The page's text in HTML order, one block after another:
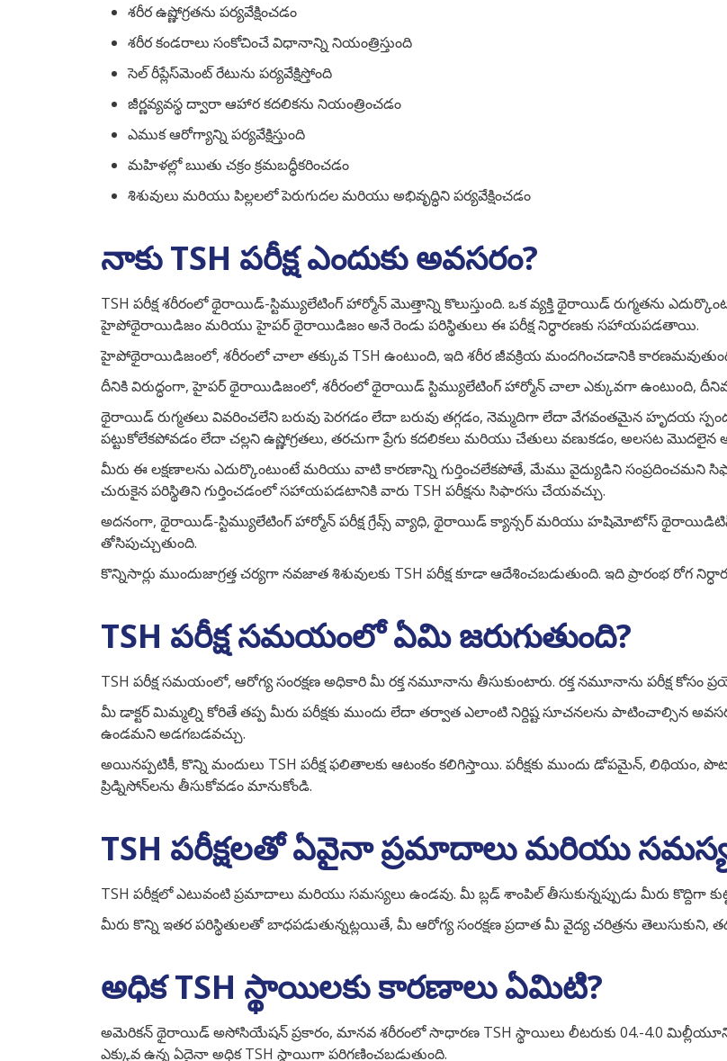
శరీర ఉష్ణోగ్రతను పర్యవేక్షించడం
శరీర కండరాలు సంకోచించే విధానాన్ని నియంత్రిస్తుంది
సెల్ రీప్లేస్‌మెంట్ రేటును పర్యవేక్షిస్తోంది
జీర్ణవ్యవస్థ ద్వారా ఆహార కదలికను నియంత్రించడం
ఎముక ఆరోగ్యాన్ని పర్యవేక్షిస్తుంది
మహిళల్లో ఋతు చక్రం క్రమబద్ధీకరించడం
శిశువులు మరియు పిల్లలలో పెరుగుదల మరియు అభివృద్ధిని పర్యవేక్షించడం
నాకు TSH పరీక్ష ఎందుకు అవసరం?
TSH పరీక్ష శరీరంలో థైరాయిడ్-స్టిమ్యులేటింగ్ హార్మోన్ మొత్తాన్ని కొలుస్తుంది. ఒక వ్యక్తి థైరాయిడ్ రుగ్మతను
హైపోథైరాయిడిజం మరియు హైపర్ థైరాయిడిజం అనే రెండు పరిస్థితులు ఈ పరీక్ష నిర్ధారణకు సహాయపడతాయి.
హైపోథైరాయిడిజంలో, శరీరంలో చాలా తక్కువ TSH ఉంటుంది, ఇది శరీర జీవక్రియ మందగించడానికి
దీనికి విరుద్ధంగా, హైపర్ థైరాయిడిజంలో, శరీరంలో థైరాయిడ్ స్టిమ్యులేటింగ్ హార్మోన్ చాలా ఎక్కువగా ఉంటుంది,
థైరాయిడ్ రుగ్మతలు వివరించలేని బరువు పెరగడం లేదా బరువు తగ్గడం, నెమ్మదిగా లేదా వేగవంతమైన హృదయ
పట్టుకోలేకపోవడం లేదా చల్లని ఉష్ణోగ్రతలు, తరచుగా ప్రేగు కదలికలు మరియు చేతులు వణుకడం, అలసట మొదలైన
మీరు ఈ లక్షణాలను ఎదుర్కొంటుంటే మరియు వాటి కారణాన్ని గుర్తించలేకపోతే, మేము వైద్యుడిని సంప్రదించమని
చురుకైన పరిస్థితిని గుర్తించడంలో సహాయపడటానికి వారు TSH పరీక్షను సిఫారసు చేయవచ్చు.
అదనంగా, థైరాయిడ్-స్టిమ్యులేటింగ్ హార్మోన్ పరీక్ష గ్రేవ్స్ వ్యాధి, థైరాయిడ్ క్యాన్సర్ మరియు హషిమోటోస్ థైరాయిడిటిస్
తోసిపుచ్చుతుంది.
కొన్నిసార్లు ముందుజాగ్రత్త చర్యగా నవజాత శిశువులకు TSH పరీక్ష కూడా ఆదేశించబడుతుంది. ఇది ప్రారంభ రోగ
TSH పరీక్ష సమయంలో ఏమి జరుగుతుంది?
TSH పరీక్ష సమయంలో, ఆరోగ్య సంరక్షణ అధికారి మీ రక్త నమూనాను తీసుకుంటారు. రక్త నమూనాను పరీక్ష కోసం
మీ డాక్టర్ మిమ్మల్ని కోరితే తప్ప మీరు పరీక్షకు ముందు లేదా తర్వాత ఎలాంటి నిర్దిష్ట సూచనలను పాటించాల్సిన
ఉండమని అడగబడవచ్చు.
అయినప్పటికీ, కొన్ని మందులు TSH పరీక్ష ఫలితాలకు ఆటంకం కలిగిస్తాయి. పరీక్షకు ముందు
ప్రిడ్నిసోన్‌లను తీసుకోవడం మానుకోండి.
TSH పరీక్షలతో ఏవైనా ప్రమాదాలు మరియు
TSH పరీక్షలో ఎటువంటి ప్రమాదాలు మరియు సమస్యలు ఉండవు. మీ బ్లడ్ శాంపిల్ తీసుకున్నప్పుడు మీరు కొద్దిగా
మీరు కొన్ని ఇతర పరిస్థితులతో బాధపడుతున్నట్లయితే, మీ ఆరోగ్య సంరక్షణ ప్రదాత మీ వైద్య చరిత్రను తెలుసుకుని,
అధిక TSH స్థాయిలకు కారణాలు ఏమిటి?
అమెరికన్ థైరాయిడ్ అసోసియేషన్ ప్రకారం, మానవ శరీరంలో సాధారణ TSH స్థాయిలు లీటరుకు 04.-4.0
ఎక్కువ ఉన్న ఏదైనా అధిక TSH స్థాయిగా పరిగణించబడుతుంది.